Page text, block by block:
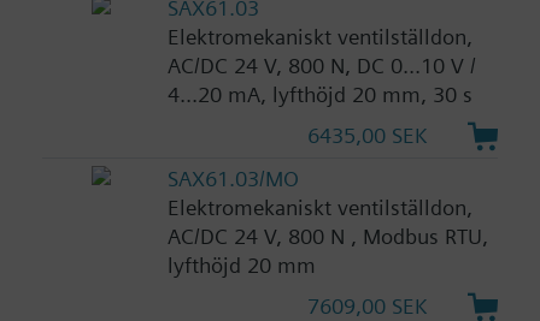
SAX61.03
Elektromekaniskt ventilställdon,
AC/DC 24 V, 800 N, DC 0...10 V /
4...20 mA, lyfthöjd 20 mm, 30 s
6435,00 SEK
SAX61.03/MO
Elektromekaniskt ventilställdon,
AC/DC 24 V, 800 N , Modbus RTU,
lyfthöjd 20 mm
7609,00 SEK